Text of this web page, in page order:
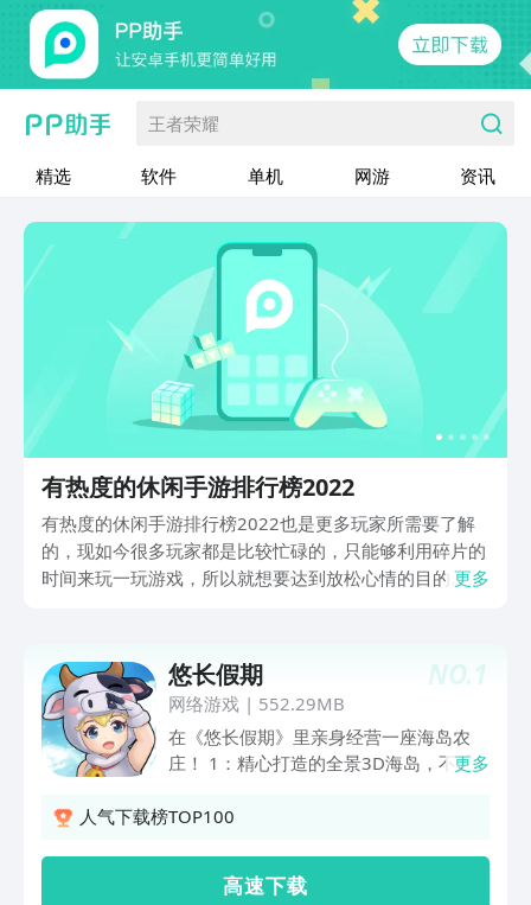
王者荣耀
精选 软件 单机 网游 资讯
有热度的休闲手游排行榜2022
有热度的休闲手游排行榜2022也是更多玩家所需要了解
的，现如今很多玩家都是比较忙碌的，只能够利用碎片的
时间来玩一玩游戏，所以就想要达到放松心情的目的。今
特色。
更多
NO.1
悠长假期
网络游戏| 552.29MB
在《悠长假期》里亲身经营一座海岛农
庄！ 1：精心打造的全景3D海岛，不乏
的乐趣 2：30多种作物及畜牧，近百种海
种、畜牧喂养、食物制作、钓鱼潜水、动
更多
人气下载榜TOP100
高 速 下 载